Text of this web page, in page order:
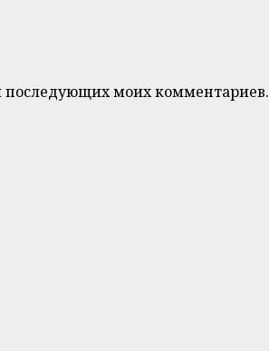
последующих моих комментариев.